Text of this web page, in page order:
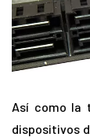
Así como la
dispositivos